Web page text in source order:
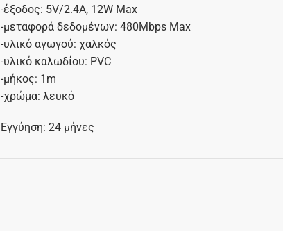
-έξοδος: 5V/2.4A, 12W Max
-μεταφορά δεδομένων: 480Mbps Max
-υλικό αγωγού: χαλκός
-υλικό καλωδίου: PVC
-μήκος: 1m
-χρώμα: λευκό
Εγγύηση: 24 μήνες